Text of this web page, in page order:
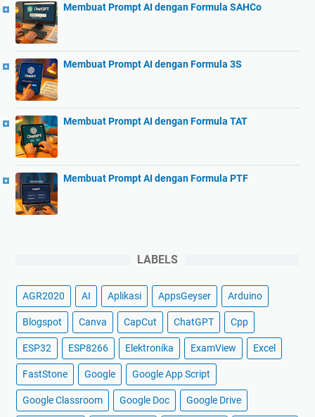
Membuat Prompt AI dengan Formula SAHCo
Membuat Prompt AI dengan Formula 3S
Membuat Prompt AI dengan Formula TAT
Membuat Prompt AI dengan Formula PTF
LABELS
AGR2020 AI Aplikasi AppsGeyser Arduino
Blogspot Canva CapCut ChatGPT Cpp
ESP32 ESP8266 Elektronika ExamView Excel
FastStone Google Google App Script
Google Classroom Google Doc Google Drive